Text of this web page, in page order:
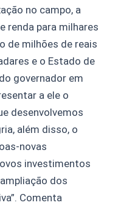
no campo, a
renda para milhares
de milhões de reais
e o Estado de
governador em
a ele o
desenvolvemos
além disso, o
novas
investimentos
dos
Comenta